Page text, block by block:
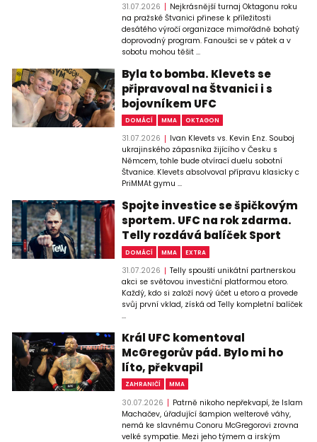
31.07.2026
Nejkrásnější turnaj Oktagonu roku
na pražské Štvanici přinese k příležitosti
desátého výročí organizace mimořádně bohatý
doprovodný program. Fanoušci se v pátek a v
sobotu mohou těšit ...
Byla to bomba. Klevets se
připravoval na Štvanici i s
bojovníkem UFC
DOMÁCÍ MMA OKTAGON
31.07.2026
Ivan Klevets vs. Kevin Enz. Souboj
ukrajinského zápasníka žijícího v Česku s
Němcem, tohle bude otvírací duelu sobotní
Štvanice. Klevets absolvoval přípravu klasicky c
PriMMAt gymu ...
Spojte investice se špičkovým
sportem. UFC na rok zdarma.
Telly rozdává balíček Sport
DOMÁCÍ MMA EXTRA
31.07.2026
Telly spouští unikátní partnerskou
akci se světovou investiční platformou etoro.
Každý, kdo si založí nový účet u etoro a provede
svůj první vklad, získá od Telly kompletní balíček
...
Král UFC komentoval
McGregorův pád. Bylo mi ho
líto, překvapil
ZAHRANIČÍ MMA
30.07.2026
Patrně nikoho nepřekvapí, že Islam
Machačev, úřadující šampion welterové váhy,
nemá ke slavnému Conoru McGregorovi zrovna
velké sympatie. Mezi jeho týmem a irským